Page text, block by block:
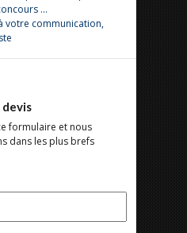
...
votre communication,
devis
formulaire et nous
dans les plus brefs